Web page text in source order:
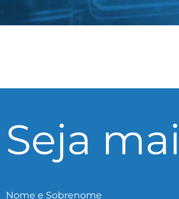
Seja
Nome e Sobrenome